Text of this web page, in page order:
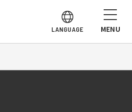
LANGUAGE MENU